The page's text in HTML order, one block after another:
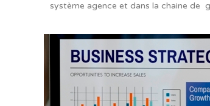
système agence et dans la chaine de